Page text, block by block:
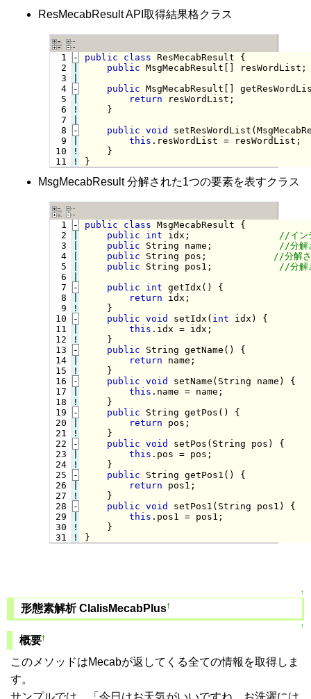
ResMecabResult API取得結果格クラス
  1
  2
  3
  4
  5
  6
  7
  8
  9
10
11
-
-
!
-
!
!
public class ResMecabResult {
public MsgMecabResult[] resWordList;
public MsgMecabResult[]
return resWordList;
}
public void
this .resWordList = resWordList;
}
MsgMecabResult 分解された1つの要素を表すクラス
  1
  2
  3
  4
  5
  6
  7
  8
  9
10
11
12
13
14
15
16
17
18
19
20
21
22
23
24
25
26
27
28
29
30
31
-
-
!
-
!
-
!
-
!
-
!
-
!
-
!
-
!
!
public class MsgMecabResult {
public
int idx;
public String name;
public String pos;
public String pos1;
public
int getIdx() {
return idx;
}
public void setIdx( int idx) {
this .idx = idx;
}
public String getName() {
return name;
}
public void setName(String name) {
this .name = name;
}
public String getPos() {
return pos;
}
public void setPos(String pos) {
this .pos = pos;
}
public String getPos1() {
return pos1;
}
public void setPos1(String pos1) {
this .pos1 = pos1;
}
↑
形態素解析 ClalisMecabPlus†
↑
概要†
このメソッドはMecabが返してくる全ての情報を取得しま
す。
サンプルでは、「今日はお天気がいいですね。お洗濯には